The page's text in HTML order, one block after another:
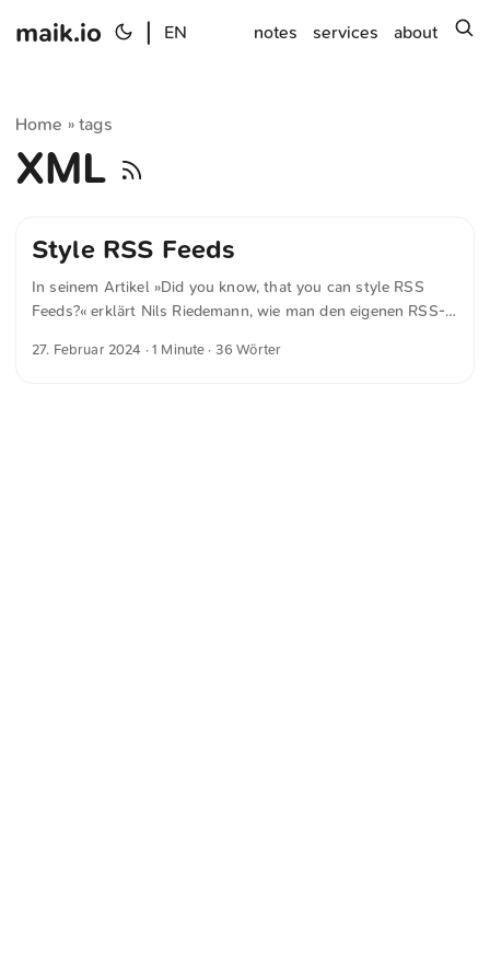
maik.io EN notes services about
Home »tags
XML
Style RSS Feeds
In seinem Artikel »Did you know, that you can style RSS
Feeds?« erklärt Nils Riedemann, wie man den eigenen RSS-
momentan nicht relevant ist, wird es hier dennoch vermerkt.
27. Februar 2024 · 1 Minute · 36 Wörter